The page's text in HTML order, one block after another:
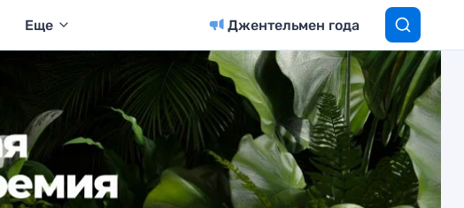
Еще Джентельмен года